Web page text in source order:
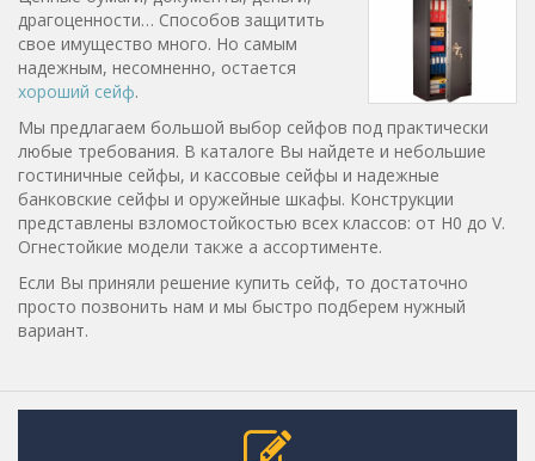
драгоценности… Способов защитить
свое имущество много. Но самым
надежным, несомненно, остается
хороший сейф.
Мы предлагаем большой выбор сейфов под практически
любые требования. В каталоге Вы найдете и небольшие
гостиничные сейфы, и кассовые сейфы и надежные
банковские сейфы и оружейные шкафы. Конструкции
представлены взломостойкостью всех классов: от H0 до V.
Огнестойкие модели также а ассортименте.
Если Вы приняли решение купить сейф, то достаточно
просто позвонить нам и мы быстро подберем нужный
вариант.